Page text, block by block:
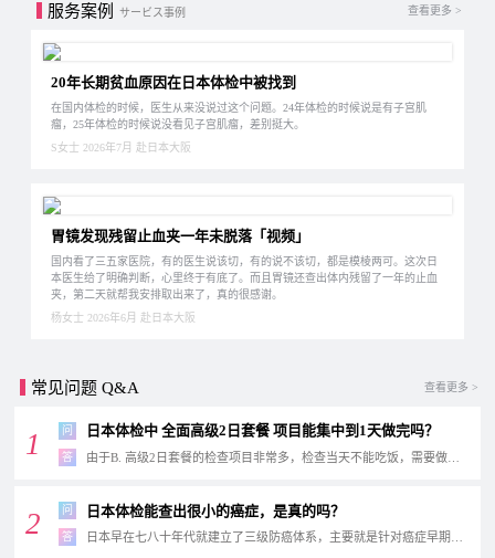
服务案例 サービス事例 查看更多 >
20年长期贫血原因在日本体检中被找到
在国内体检的时候，医生从来没说过这个问题。24年体检的时候说是有子宫肌
瘤，25年体检的时候说没看见子宫肌瘤，差别挺大。
S女士 2026年7月 赴日本大阪
胃镜发现残留止血夹一年未脱落「视频」
国内看了三五家医院，有的医生说该切，有的说不该切，都是模棱两可。这次日
本医生给了明确判断，心里终于有底了。而且胃镜还查出体内残留了一年的止血
夹，第二天就帮我安排取出来了，真的很感谢。
杨女士 2026年6月 赴日本大阪
常见问题 Q&A 查看更多 >
1 问 日本体检中 全面高级2日套餐 项目能集中到1天做完吗？
答
2 问 日本体检能查出很小的癌症，是真的吗？
答